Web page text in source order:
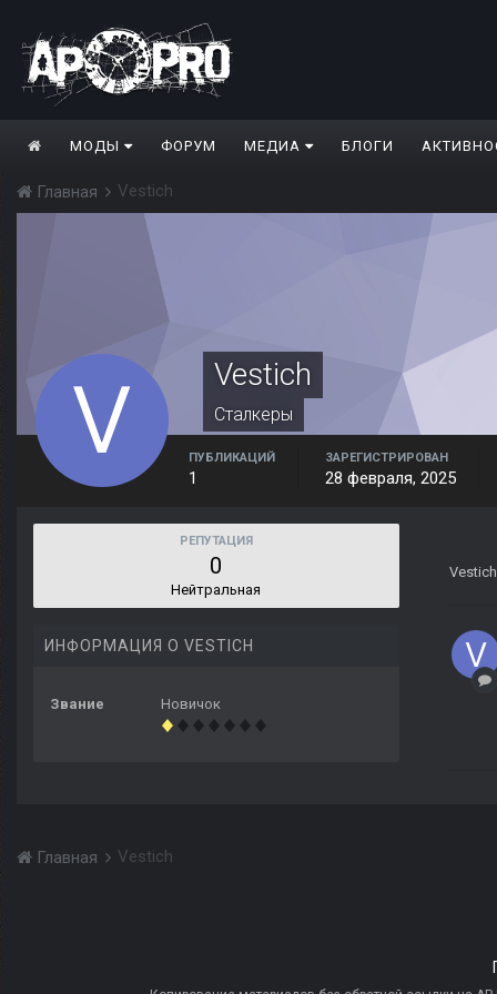
МОДЫ ФОРУМ МЕДИА БЛОГИ
Главная Vestich
Vestich
Сталкеры
ПУБЛИКАЦИЙ
1
ЗАРЕГИСТРИРОВАН
28 февраля, 2025
РЕПУТАЦИЯ
0
Нейтральная
ИНФОРМАЦИЯ О VESTICH
Звание Новичок
Vestich
Главная Vestich